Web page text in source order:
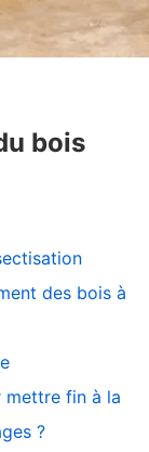
bois
des bois à
mettre fin à la
?